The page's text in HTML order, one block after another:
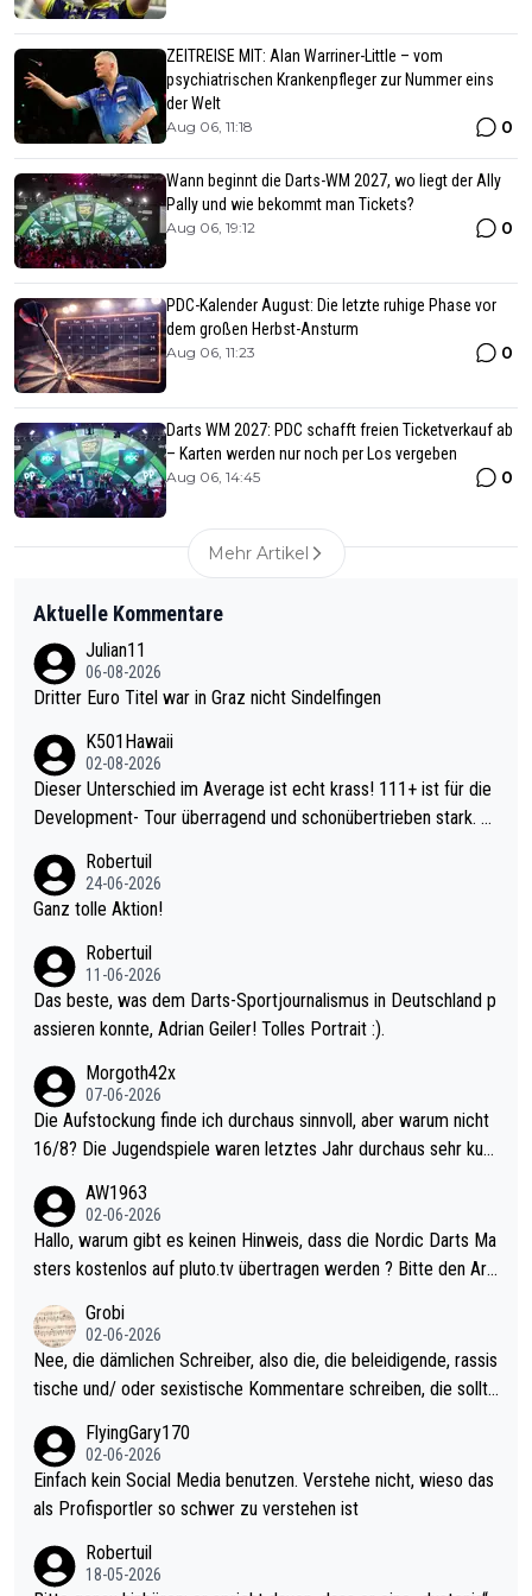
ZEITREISE MIT: Alan Warriner-Little – vom
psychiatrischen Krankenpfleger zur Nummer eins
der Welt
Aug 06, 11:18 0
Wann beginnt die Darts-WM 2027, wo liegt der Ally
Pally und wie bekommt man Tickets?
Aug 06, 19:12 0
PDC-Kalender August: Die letzte ruhige Phase vor
dem großen Herbst-Ansturm
Aug 06, 11:23 0
Darts WM 2027: PDC schafft freien Ticketverkauf ab
– Karten werden nur noch per Los vergeben
Aug 06, 14:45 0
Mehr Artikel
Aktuelle Kommentare
Julian11
06-08-2026
Dritter Euro Titel war in Graz nicht Sindelfingen
K501Hawaii
02-08-2026
Dieser Unterschied im Average ist echt krass! 111+ ist für die
Development- Tour überragend und schonübertrieben stark. U
mal 40+ erst recht. Da gewinnst keinen Blumentopf - ist ja noc
h krasser wie ein Pokalspiel eines Kreisligisten vs einem Bund
Robertuil
24-06-2026
Ganz tolle Aktion!
Robertuil
11-06-2026
Das beste, was dem Darts-Sportjournalismus in Deutschland p
assieren konnte, Adrian Geiler! Tolles Portrait :).
Morgoth42x
07-06-2026
Die Aufstockung finde ich durchaus sinnvoll, aber warum nicht
16/8? Die Jugendspiele waren letztes Jahr durchaus sehr kurz
Allerdings ist Mitchell Lawrie als Nummer 1 der Welt eh qualifi
ziert. Somit ändert die automatische Qualifikation des Weltmei
sters erstmal nichts. Ich denke sie wollen damit für nächstes J
ohl wenig WDF Turniere spielen. Dies war bei Archie Self letzt
es Jahr der Fall. Er musste als amtierender Weltmeister durch
den Qualifier und ich glaube kaum, dass Mitchel sich das (in Ve
el hat.
AW1963
02-06-2026
Hallo, warum gibt es keinen Hinweis, dass die Nordic Darts Ma
sters kostenlos auf pluto.tv übertragen werden ? Bitte den Arti
Grobi
02-06-2026
Nee, die dämlichen Schreiber, also die, die beleidigende, rassis
tische und/ oder sexistische Kommentare schreiben, die sollte
s Leben in den Griff kriegen. Nur eins wundert mich: Luke Little
r war doch neulich erst derjenige, der über Social Media GvV p
rovoziert hat. Und Littlers Mutter schießt öfters mal gegen Ric
FlyingGary170
02-06-2026
Einfach kein Social Media benutzen. Verstehe nicht, wieso das
als Profisportler so schwer zu verstehen ist
Robertuil
18-05-2026